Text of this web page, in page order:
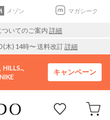
メゾン マガシーク
ついてのご案内 詳細
(木) 14時〜 送料改訂詳細
HILLS..
NIKE
キャンペーン